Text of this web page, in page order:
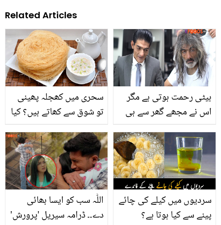
Related Articles
سحری میں کھجلہ پھینی
تو شوق سے کھاتے ہیں؟ کیا
سے کیا فائدہ ہوتا ہے؟
بیٹی رحمت ہوتی ہے مگر
اس نے مجھے گھر سے ہی
باپ نے امیر ہونے کے بعد
بیٹی کے ساتھ کیا سلوک
کیا؟
اللّٰہ سب کو ایسا بھائی
دے۔۔ ڈرامہ سیریل 'پرورش'
سردیوں میں کیلے کی چائے
پینے سے کیا ہوتا ہے؟